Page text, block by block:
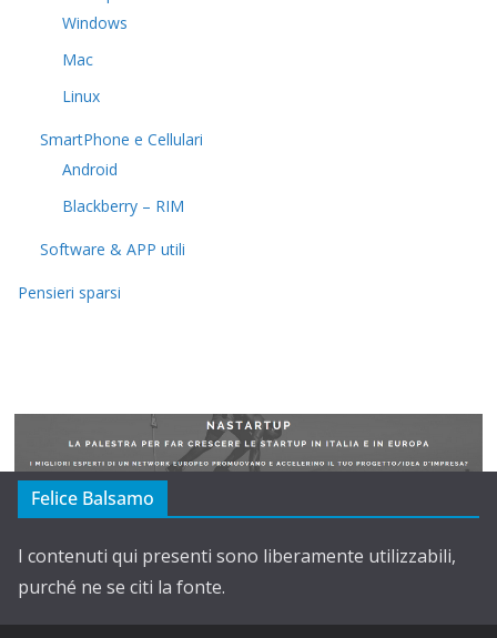
Windows
Mac
Linux
SmartPhone e Cellulari
Android
Blackberry – RIM
Software & APP utili
Pensieri sparsi
Felice Balsamo
I contenuti qui presenti sono liberamente utilizzabili,
purché ne se citi la fonte.